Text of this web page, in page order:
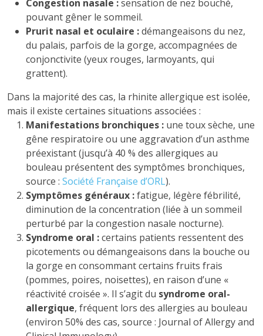
Congestion nasale :sensation de nez bouché,
pouvant gêner le sommeil.
Prurit nasal et oculaire :démangeaisons du nez,
du palais, parfois de la gorge, accompagnées de
conjonctivite (yeux rouges, larmoyants, qui
grattent).
Dans la majorité des cas, la rhinite allergique est isolée,
mais il existe certaines situations associées :
Manifestations bronchiques : une toux sèche, une
gêne respiratoire ou une aggravation d’un asthme
préexistant (jusqu’à 40 % des allergiques au
bouleau présentent des symptômes bronchiques,
source : Société Française d’ORL).
Symptômes généraux :fatigue, légère fébrilité,
diminution de la concentration (liée à un sommeil
perturbé par la congestion nasale nocturne).
Syndrome oral :certains patients ressentent des
picotements ou démangeaisons dans la bouche ou
la gorge en consommant certains fruits frais
(pommes, poires, noisettes), en raison d’une «
réactivité croisée ». Il s’agit du syndrome oral-
allergique, fréquent lors des allergies au bouleau
(environ 50% des cas, source : Journal of Allergy and